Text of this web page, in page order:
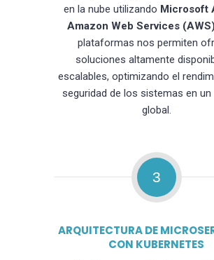
en la nube utilizando Microsoft
Amazon Web Services (AWS)
plataformas nos permiten
soluciones altamente
escalables, optimizando el
seguridad de los sistemas en
global.
3
ARQUITECTURA DE
CON KUBERNETES